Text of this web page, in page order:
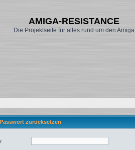
AMIGA-RESISTANCE
Die Projektseite für alles rund um den Amiga
Passwort zurücksetzen